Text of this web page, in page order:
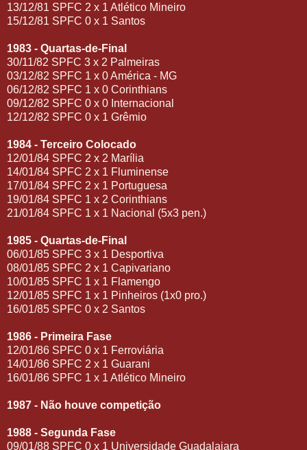
13/12/81 SPFC 2 x 1 Atlético Mineiro
15/12/81 SPFC 0 x 1 Santos
1983 - Quartas-de-Final
30/11/82 SPFC 3 x 2 Palmeiras
03/12/82 SPFC 1 x 0 América - MG
06/12/82 SPFC 1 x 0 Corinthians
09/12/82 SPFC 0 x 0 Internacional
12/12/82 SPFC 0 x 1 Grêmio
1984 - Terceiro Colocado
12/01/84 SPFC 2 x 2 Marília
14/01/84 SPFC 2 x 1 Fluminense
17/01/84 SPFC 2 x 1 Portuguesa
19/01/84 SPFC 1 x 2 Corinthians
21/01/84 SPFC 1 x 1 Nacional (5x3 pen.)
1985 - Quartas-de-Final
06/01/85 SPFC 3 x 1 Desportiva
08/01/85 SPFC 2 x 1 Capivariano
10/01/85 SPFC 1 x 1 Flamengo
12/01/85 SPFC 1 x 1 Pinheiros (1x0 pro.)
16/01/85 SPFC 0 x 2 Santos
1986 - Primeira Fase
12/01/86 SPFC 0 x 1 Ferroviária
14/01/86 SPFC 2 x 1 Guarani
16/01/86 SPFC 1 x 1 Atlético Mineiro
1987 - Não houve competição
1988 - Segunda Fase
09/01/88 SPFC 0 x 1 Universidade Guadalajara